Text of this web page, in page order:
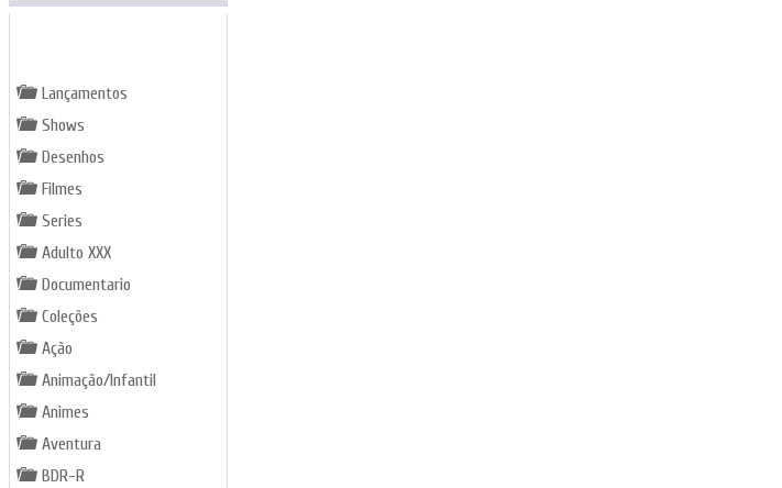
Lançamentos
Shows
Desenhos
Filmes
Series
Adulto XXX
Documentario
Coleções
Ação
Animação/Infantil
Animes
Aventura
BDR-R